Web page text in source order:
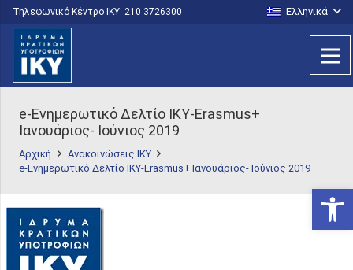
Τηλεφωνικό Κέντρο IKY: 210 3726300 Ελληνικά
e-Ενημερωτικό Δελτίο ΙΚΥ-Erasmus+
Ιανουάριος- Ιούνιος 2019
Αρχική
Ανακοινώσεις ΙΚΥ
e-Ενημερωτικό Δελτίο ΙΚΥ-Erasmus+ Ιανουάριος- Ιούνιος 2019